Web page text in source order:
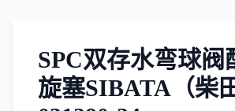
SPC双存水弯球阀
旋塞SIBATA（柴